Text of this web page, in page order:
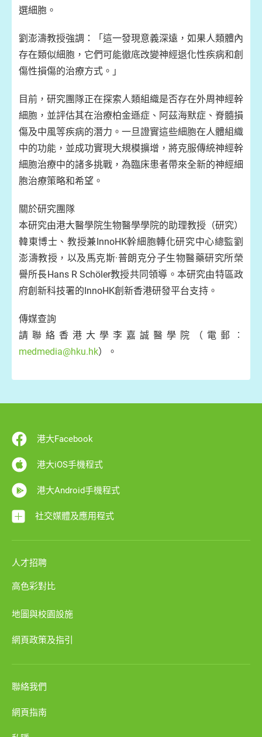
選細胞。
劉澎濤教授強調：「這一發現意義深遠，如果人類體內
存在類似細胞，它們可能徹底改變神經退化性疾病和創
傷性損傷的治療方式。」
目前，研究團隊正在探索人類組織是否存在外周神經幹
細胞，並評估其在治療柏金遜症、阿茲海默症、脊髓損
傷及中風等疾病的潛力。一旦證實這些細胞在人體組織
中的功能，並成功實現大規模擴增，將克服傳統神經幹
細胞治療中的諸多挑戰，為臨床患者帶來全新的神經細
胞治療策略和希望。
關於研究團隊
本研究由港大醫學院生物醫學學院的助理教授（研究）
韓東博士、教授兼InnoHK幹細胞轉化研究中心總監劉
澎濤教授，以及馬克斯·普朗克分子生物醫藥研究所榮
譽所長Hans R Schöler教授共同領導。本研究由特區政
府創新科技署的InnoHK創新香港研發平台支持。
傳媒查詢
請聯絡香港大學李嘉誠醫學院（電郵︰
medmedia@hku.hk）。
港大Facebook
港大iOS手機程式
港大Android手機程式
社交媒體及應用程式
人才招聘
高色彩對比
地圖與校園設施
網頁政策及指引
聯絡我們
網頁指南